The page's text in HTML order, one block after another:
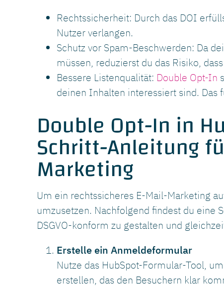
Rechtssicherheit: Durch das DOI
Nutzer verlangen.
Schutz vor Spam-Beschwerden: Da
müssen, reduzierst du das Risiko,
Bessere Listenqualität: Double Opt-In
deinen Inhalten interessiert sind. Das
Double Opt-In in
Schritt-Anleitung
Marketing
Um ein rechtssicheres E-Mail-Marketing
umzusetzen. Nachfolgend findest du eine
DSGVO-konform zu gestalten und
Erstelle ein Anmeldeformular
Nutze das HubSpot-Formular-Tool,
erstellen, das den Besuchern klar